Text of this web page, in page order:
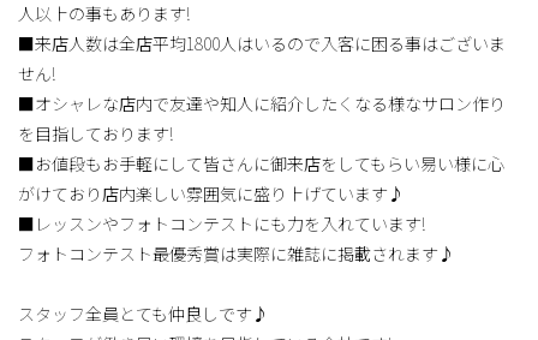
人以上の事もあります!
■来店人数は全店平均1800人はいるので入客に困る事はございま
せん!
■オシャレな店内で友達や知人に紹介したくなる様なサロン作り
を目指しております!
■お値段もお手軽にして皆さんに御来店をしてもらい易い様に心
がけており店内楽しい雰囲気に盛り上げています♪
■レッスンやフォトコンテストにも力を入れています!
フォトコンテスト最優秀賞は実際に雑誌に掲載されます♪
スタッフ全員とても仲良しです♪